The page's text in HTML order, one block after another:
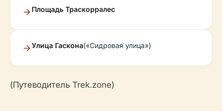
Площадь Траскорралес
Улица Гаскона(«Сидровая улица»)
(Путеводитель Trek.zone)